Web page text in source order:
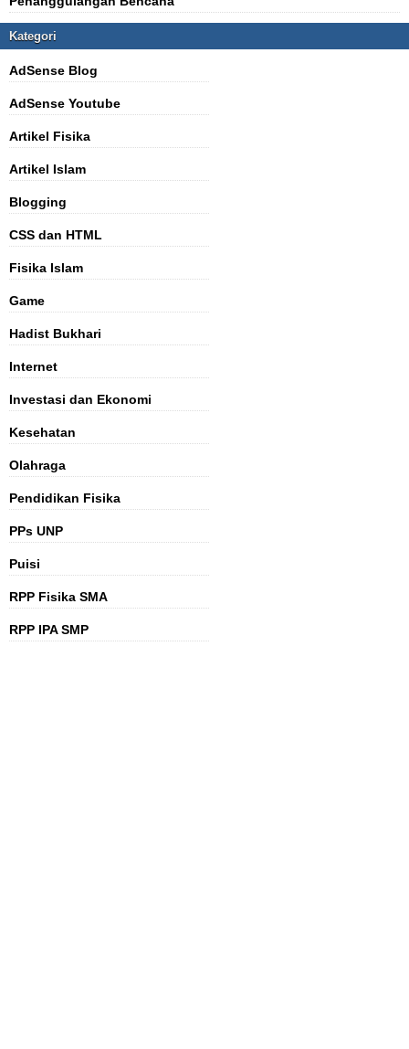
Kategori
AdSense Blog
AdSense Youtube
Artikel Fisika
Artikel Islam
Blogging
CSS dan HTML
Fisika Islam
Game
Hadist Bukhari
Internet
Investasi dan Ekonomi
Kesehatan
Olahraga
Pendidikan Fisika
PPs UNP
Puisi
RPP Fisika SMA
RPP IPA SMP